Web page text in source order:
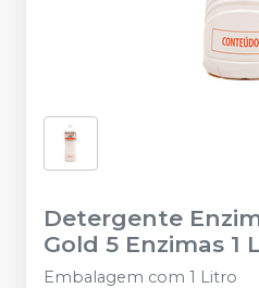
Detergente
Gold 5 Enzimas 1
Embalagem com 1 Litro